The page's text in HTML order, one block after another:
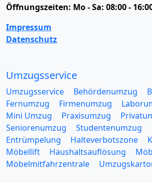
Öffnungszeiten: Mo - Sa: 08:00 -
Impressum
Datenschutz
Umzugsservice
Umzugsservice Behördenumzug
Fernumzug
Firmenumzug
Mini Umzug
Praxisumzug
Seniorenumzug
Studentenumzug
Entrümpelung
Halteverbotszone
Möbellift
Haushaltsauflösung
Möbelmitfahrzentrale